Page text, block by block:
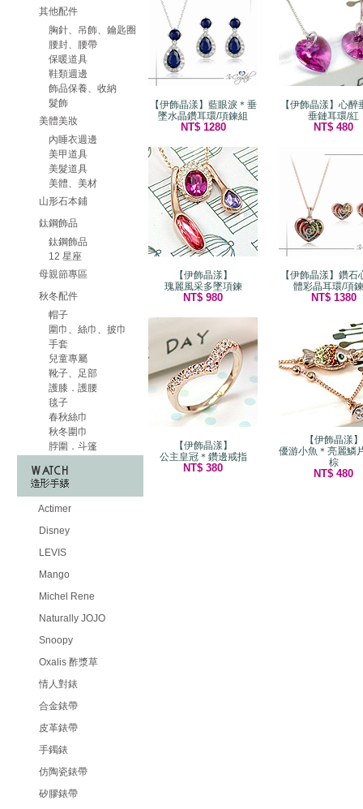
其他配件
胸針、吊飾、鑰匙圈
腰封、腰帶
保暖道具
鞋類週邊
飾品保養、收納
髮飾
美體美妝
內睡衣週邊
美甲道具
美髮道具
美體、美材
山形石本鋪
鈦鋼飾品
鈦鋼飾品
12 星座
母親節專區
秋冬配件
帽子
圍巾、絲巾、披巾
手套
兒童專屬
靴子、足部
護膝．護腰
毯子
春秋絲巾
秋冬圍巾
脖圍．斗篷
Actimer
Disney
LEVIS
Mango
Michel Rene
Naturally JOJO
Snoopy
Oxalis 酢漿草
情人對錶
合金錶帶
皮革錶帶
手鐲錶
仿陶瓷錶帶
矽膠錶帶
【伊飾晶漾】藍眼淚＊垂
墜水晶鑽耳環/項鍊組
NT$ 1280
【伊飾晶漾】心醉
垂鏈耳環/紅
NT$ 480
【伊飾晶漾】
瑰麗風采多墜項鍊
NT$ 980
【伊飾晶漾】鑽石
體彩晶耳環/項
NT$ 1380
【伊飾晶漾】
公主皇冠＊鑽邊戒指
NT$ 380
【伊飾晶漾】
優游小魚＊亮麗鱗
棕
NT$ 480